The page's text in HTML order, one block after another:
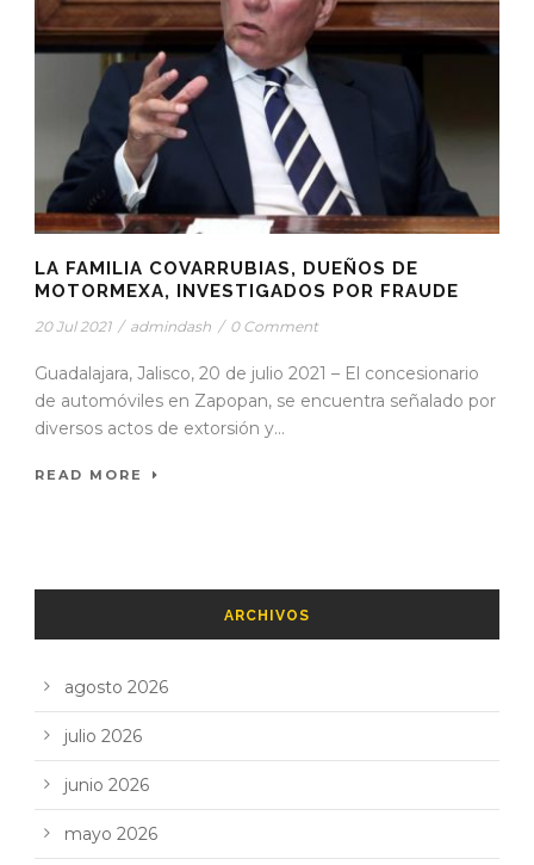
LA FAMILIA COVARRUBIAS, DUEÑOS DE
MOTORMEXA, INVESTIGADOS POR FRAUDE
20 Jul 2021 / admindash / 0 Comment
Guadalajara, Jalisco, 20 de julio 2021 – El concesionario
de automóviles en Zapopan, se encuentra señalado por
diversos actos de extorsión y...
READ MORE
ARCHIVOS
agosto 2026
julio 2026
junio 2026
mayo 2026